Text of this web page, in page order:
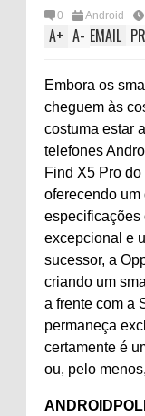
0 Android
A+ A- EMAIL
Embora os
cheguem às
costuma estar
telefones
Find X5 Pro
oferecendo
especificações
excepcional e
sucessor, a
criando um
a frente com a
permaneça
certamente é
ou, pelo